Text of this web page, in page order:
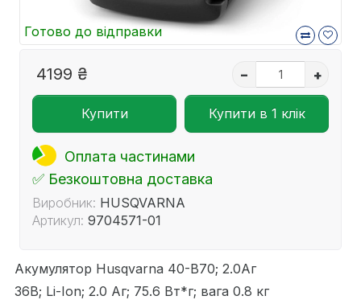
Готово до відправки
4199 ₴ – +
Купити Купити в 1 клік
Оплата частинами
✅ Безкоштовна доставка
Виробник: HUSQVARNA
Артикул: 9704571-01
Акумулятор Husqvarna 40-B70; 2.0Аг
36В; Li-Ion; 2.0 Аг; 75.6 Вт*г; вага 0.8 кг